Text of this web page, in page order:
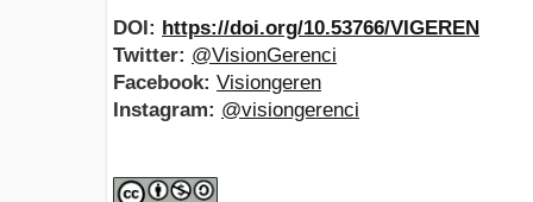
DOI: https://doi.org/10.53766/VIGEREN
Twitter: @VisionGerenci
Facebook: Visiongeren
Instagram: @visiongerenci